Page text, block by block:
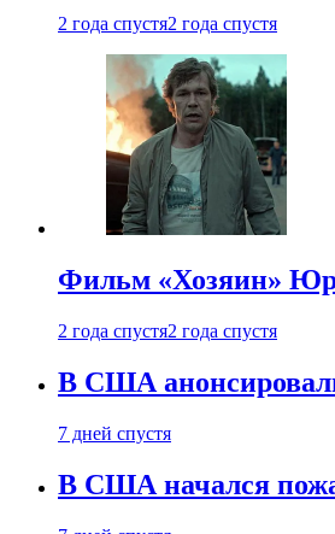
2 года спустя2 года спустя
Фильм «Хозяин»
2 года спустя2 года спустя
В США
7 дней спустя
В США начался